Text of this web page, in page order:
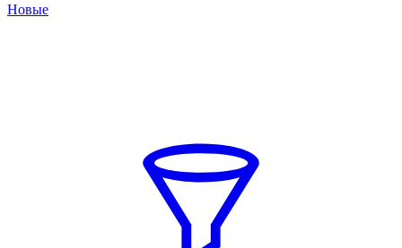
Новые